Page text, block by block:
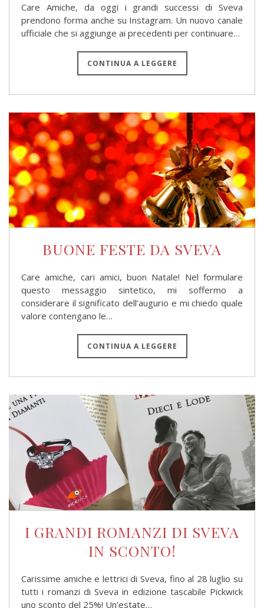
Care Amiche, da oggi i grandi successi di Sveva
prendono forma anche su Instagram. Un nuovo canale
ufficiale che si aggiunge ai precedenti per continuare…
CONTINUA A LEGGERE
BUONE FESTE DA SVEVA
Care amiche, cari amici, buon Natale! Nel formulare
questo messaggio sintetico, mi soffermo a
considerare il significato dell’augurio e mi chiedo quale
valore contengano le…
CONTINUA A LEGGERE
I GRANDI ROMANZI DI SVEVA
IN SCONTO!
Carissime amiche e lettrici di Sveva, fino al 28 luglio su
tutti i romanzi di Sveva in edizione tascabile Pickwick
uno sconto del 25%! Un’estate…